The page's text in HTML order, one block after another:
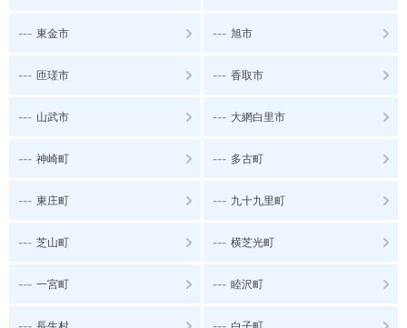
--- 東金市 --- 旭市
--- 匝瑳市 --- 香取市
--- 山武市 --- 大網白里市
--- 神崎町 --- 多古町
--- 東庄町 --- 九十九里町
--- 芝山町 --- 横芝光町
--- 一宮町 --- 睦沢町